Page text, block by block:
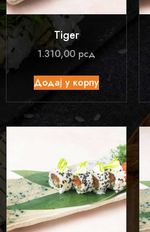
Tiger
1.310,00 рсд
Додај у корпу